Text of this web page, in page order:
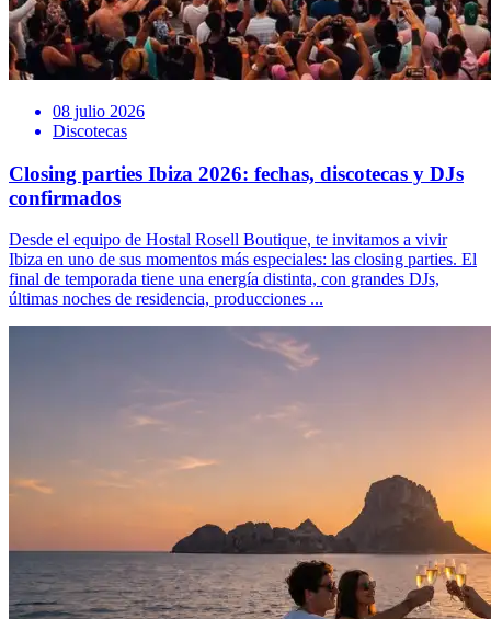
08 julio 2026
Discotecas
Closing parties Ibiza 2026: fechas, discotecas y DJs
confirmados
Desde el equipo de Hostal Rosell Boutique, te invitamos a vivir
Ibiza en uno de sus momentos más especiales: las closing parties. El
final de temporada tiene una energía distinta, con grandes DJs,
últimas noches de residencia, producciones ...